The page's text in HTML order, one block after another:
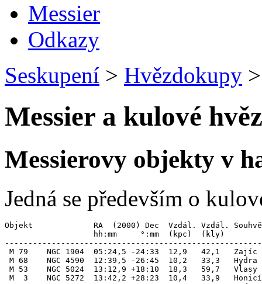
Messier
Odkazy
Seskupení > Hvězdokupy >
Messier a kulové
Messierovy objekty v
Jedná se především o
Objekt             RA  (2000) Dec  Vzdál. Vzdál.
                   hh:mm     °:mm  (kpc)  (kly)
M 79    NGC 1904  05:24,5 -24:33  12,9   42,1
M 68    NGC 4590  12:39,5 -26:45  10,2   33,3
M 53    NGC 5024  13:12,9 +18:10  18,3   59,7   Vlasy
M  3    NGC 5272  13:42,2 +28:23  10,4   33,9